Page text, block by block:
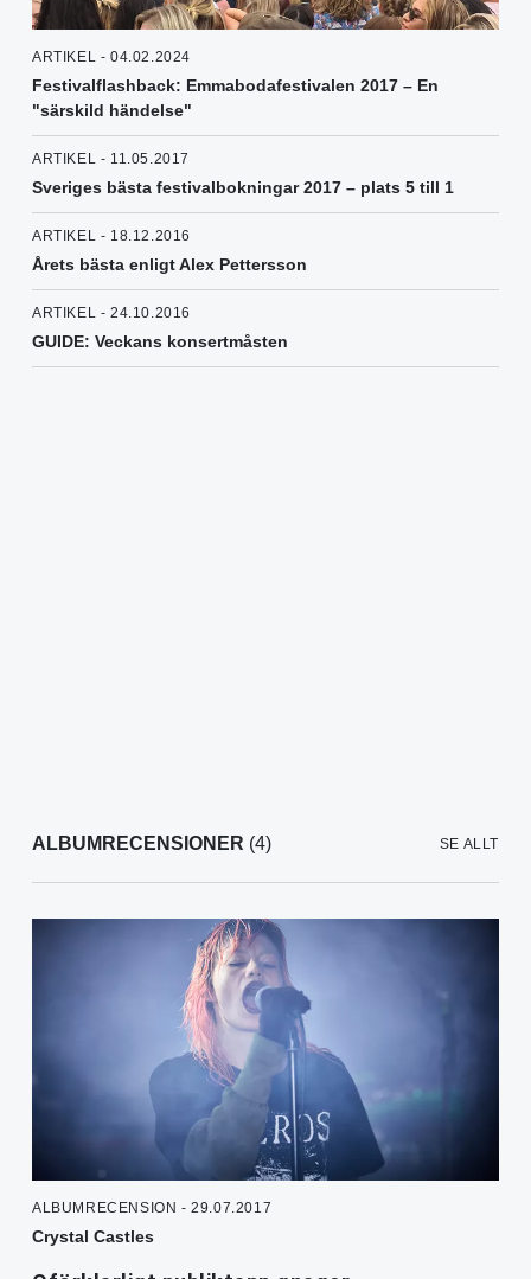
ARTIKEL - 04.02.2024
Festivalflashback: Emmabodafestivalen 2017 – En
"särskild händelse"
ARTIKEL - 11.05.2017
Sveriges bästa festivalbokningar 2017 – plats 5 till 1
ARTIKEL - 18.12.2016
Årets bästa enligt Alex Pettersson
ARTIKEL - 24.10.2016
GUIDE: Veckans konsertmåsten
ALBUMRECENSIONER (4) SE ALLT
ALBUMRECENSION - 29.07.2017
Crystal Castles